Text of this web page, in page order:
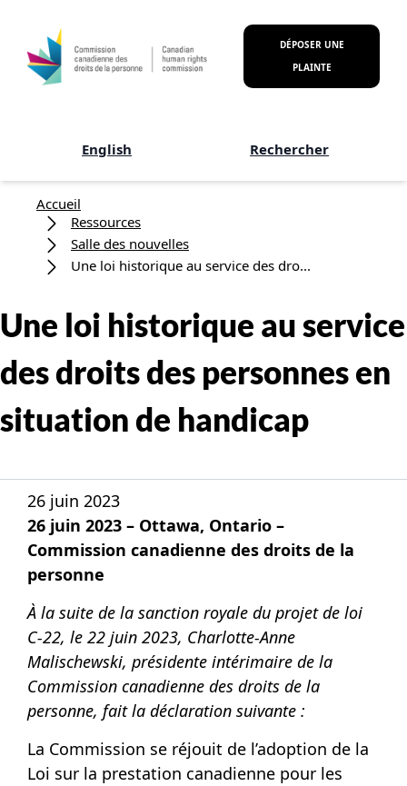
DÉPOSER UNE
PLAINTE
English Rechercher
Fil d'Ariane
Accueil
Ressources
Salle des nouvelles
Une loi historique au service des dro...
Une loi historique au service
des droits des personnes en
situation de handicap
26 juin 2023
26 juin 2023 – Ottawa, Ontario –
Commission canadienne des droits de la
personne
À la suite de la sanction royale du projet de loi
C-22, le 22 juin 2023, Charlotte-Anne
Malischewski, présidente intérimaire de la
Commission canadienne des droits de la
personne, fait la déclaration suivante :
La Commission se réjouit de l’adoption de la
Loi sur la prestation canadienne pour les